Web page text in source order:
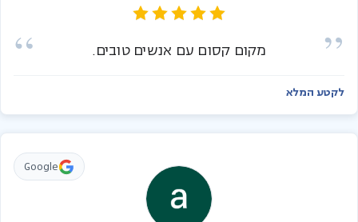
מקום קסום עם אנשים טובים.
לקטע המלא
Google